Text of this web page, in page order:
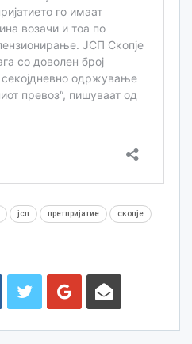
јсп претпријатие скопје